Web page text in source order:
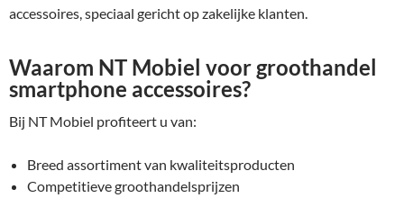
accessoires, speciaal gericht op zakelijke klanten.
Waarom NT Mobiel voor groothandel
smartphone accessoires?
Bij NT Mobiel profiteert u van:
Breed assortiment van kwaliteitsproducten
Competitieve groothandelsprijzen